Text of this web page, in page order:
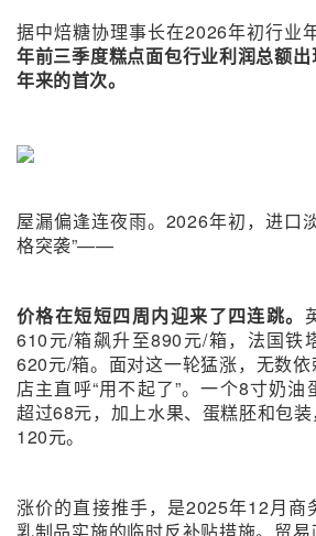
据中焙糖协理事长在2026年初行业
年前三季度糕点面包行业利润总额
年来的首次。
屋漏偏逢连夜雨。2026年初，进口
格突袭”——
价格在短短四周内迎来了四连跳。
610元/箱飙升至890元/箱，法国铁
620元/箱。面对这一轮猛涨，无数
店主直呼“用不起了”。一个8寸奶
超过68元，加上水果、蛋糕胚和包
120元。
涨价的直接推手，是2025年12月商